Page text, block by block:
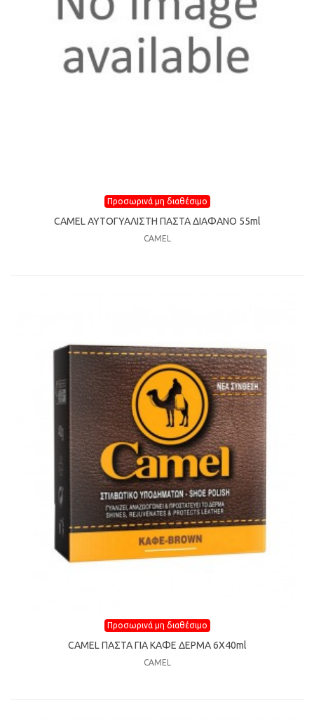
Προσωρινά μη διαθέσιμο
CAMEL ΑΥΤΟΓΥΑΛΙΣΤΗ ΠΑΣΤΑ ΔΙΑΦΑΝΟ 55ml
CAMEL
Προσωρινά μη διαθέσιμο
CAMEL ΠΑΣΤΑ ΓΙΑ ΚΑΦΕ ΔΕΡΜΑ 6Χ40ml
CAMEL